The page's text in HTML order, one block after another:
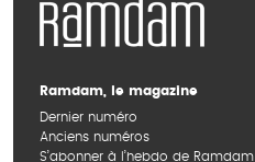
Ramdam, le magazine
Dernier numéro
Anciens numéros
S’abonner à l’hebdo de Ramdam